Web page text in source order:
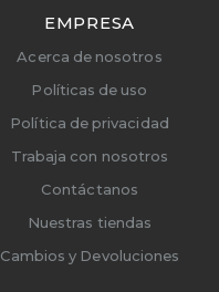
EMPRESA
Acerca de nosotros
Políticas de uso
Política de privacidad
Trabaja con nosotros
Contáctanos
Nuestras tiendas
Cambios y Devoluciones